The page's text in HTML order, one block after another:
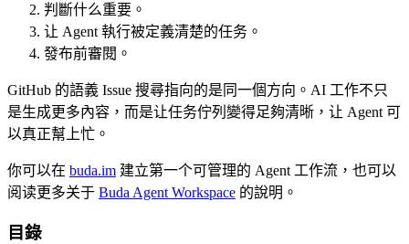
判斷什么重要。
让 Agent 執行被定義清楚的任务。
發布前審閱。
GitHub 的語義 Issue 搜尋指向的是同一個方向。AI 工作不只
是生成更多內容，而是让任务佇列變得足夠清晰，让 Agent 可
以真正幫上忙。
你可以在 buda.im 建立第一个可管理的 Agent 工作流，也可以
阅读更多关于 Buda Agent Workspace 的說明。
目錄